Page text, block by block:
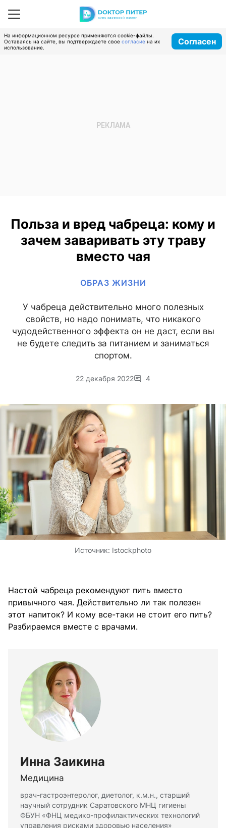
На информационном ресурсе применяются cookie-файлы.
Оставаясь на сайте, вы подтверждаете свое согласие на их
использование.
Согласен
Польза и вред чабреца: кому и
зачем заваривать эту траву
вместо чая
ОБРАЗ ЖИЗНИ
У чабреца действительно много полезных
свойств, но надо понимать, что никакого
чудодейственного эффекта он не даст, если вы
не будете следить за питанием и заниматься
спортом.
22 декабря 2022 4
Источник: Istockphoto
Настой чабреца рекомендуют пить вместо
привычного чая. Действительно ли так полезен
этот напиток? И кому все-таки не стоит его пить?
Разбираемся вместе с врачами.
Инна Заикина
Медицина
врач-гастроэнтеролог, диетолог, к.м.н., старший
научный сотрудник Саратовского МНЦ гигиены
ФБУН «ФНЦ медико-профилактических технологий
управления рисками здоровью населения»